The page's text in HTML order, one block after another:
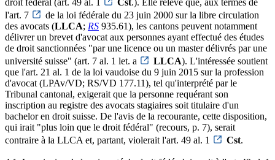
l'art. 7
de la loi fédérale du 23 juin 2000 sur la libre circulation
des avocats (LLCA; RS 935.61), les cantons peuvent notamment
délivrer un brevet d'avocat aux personnes ayant effectué des études
de droit sanctionnées "par une licence ou un master délivrés par une
université suisse" (art. 7 al. 1 let. a
LLCA). L'intéressée soutient
que l'art. 21 al. 1 de la loi vaudoise du 9 juin 2015 sur la profession
d'avocat (LPAv/VD; RS/VD 177.11), tel qu'interprété par le
Tribunal cantonal, exigerait que la personne requérant son
inscription au registre des avocats stagiaires soit titulaire d'un
bachelor en droit suisse. De l'avis de la recourante, cette disposition,
qui irait "plus loin que le droit fédéral" (recours, p. 7), serait
contraire à la LLCA et, partant, violerait l'art. 49 al. 1
Cst.